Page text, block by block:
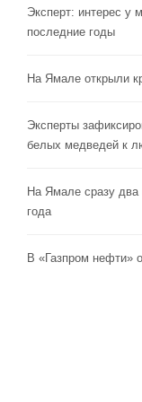
Эксперт: интерес у
последние годы
На Ямале открыли
Эксперты
белых медведей к
На Ямале сразу два
года
В «Газпром нефти»